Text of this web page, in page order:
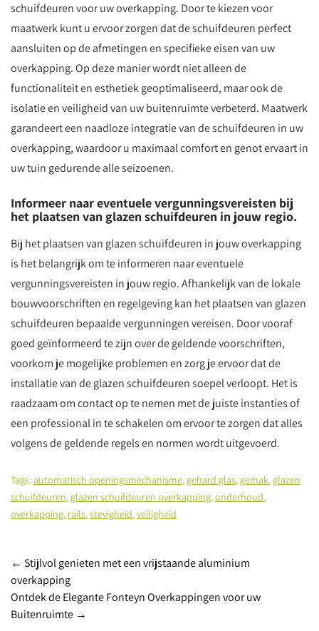
schuifdeuren voor uw overkapping. Door te kiezen voor
maatwerk kunt u ervoor zorgen dat de schuifdeuren perfect
aansluiten op de afmetingen en specifieke eisen van uw
overkapping. Op deze manier wordt niet alleen de
functionaliteit en esthetiek geoptimaliseerd, maar ook de
isolatie en veiligheid van uw buitenruimte verbeterd. Maatwerk
garandeert een naadloze integratie van de schuifdeuren in uw
overkapping, waardoor u maximaal comfort en genot ervaart in
uw tuin gedurende alle seizoenen.
Informeer naar eventuele vergunningsvereisten bij
het plaatsen van glazen schuifdeuren in jouw regio.
Bij het plaatsen van glazen schuifdeuren in jouw overkapping
is het belangrijk om te informeren naar eventuele
vergunningsvereisten in jouw regio. Afhankelijk van de lokale
bouwvoorschriften en regelgeving kan het plaatsen van glazen
schuifdeuren bepaalde vergunningen vereisen. Door vooraf
goed geïnformeerd te zijn over de geldende voorschriften,
voorkom je mogelijke problemen en zorg je ervoor dat de
installatie van de glazen schuifdeuren soepel verloopt. Het is
raadzaam om contact op te nemen met de juiste instanties of
een professional in te schakelen om ervoor te zorgen dat alles
volgens de geldende regels en normen wordt uitgevoerd.
Tags:automatisch openingsmechanisme, gehard glas, gemak, glazen
schuifdeuren, glazen schuifdeuren overkapping,onderhoud,
overkapping, rails,stevigheid,veiligheid
Post
navigation
← Stijlvol genieten met een vrijstaande aluminium
overkapping
Ontdek de Elegante Fonteyn Overkappingen voor uw
Buitenruimte →